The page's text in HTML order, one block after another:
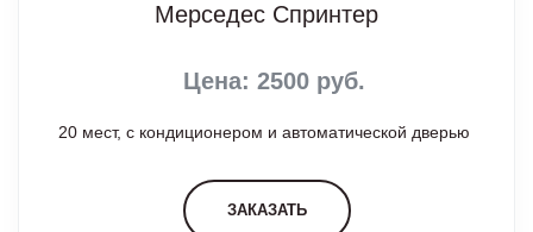
Мерседес Спринтер
Цена: 2500 руб.
20 мест, с кондиционером и автоматической дверью
ЗАКАЗАТЬ